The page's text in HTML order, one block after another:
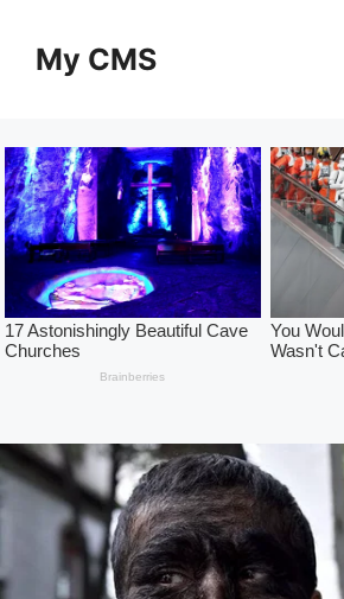
contentMy CMS